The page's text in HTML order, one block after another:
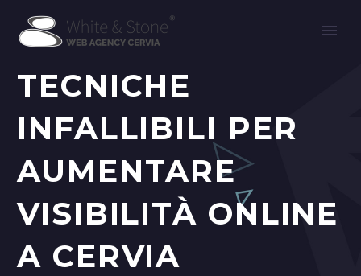
TECNICHE
INFALLIBILI PER
AUMENTARE
VISIBILITÀ ONLINE
A CERVIA